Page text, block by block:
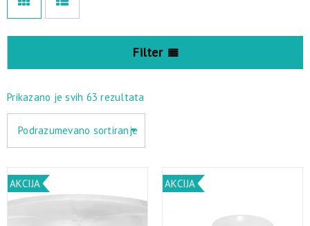
Filter
Prikazano je svih 63 rezultata
Podrazumevano sortiranje
AKCIJA AKCIJA